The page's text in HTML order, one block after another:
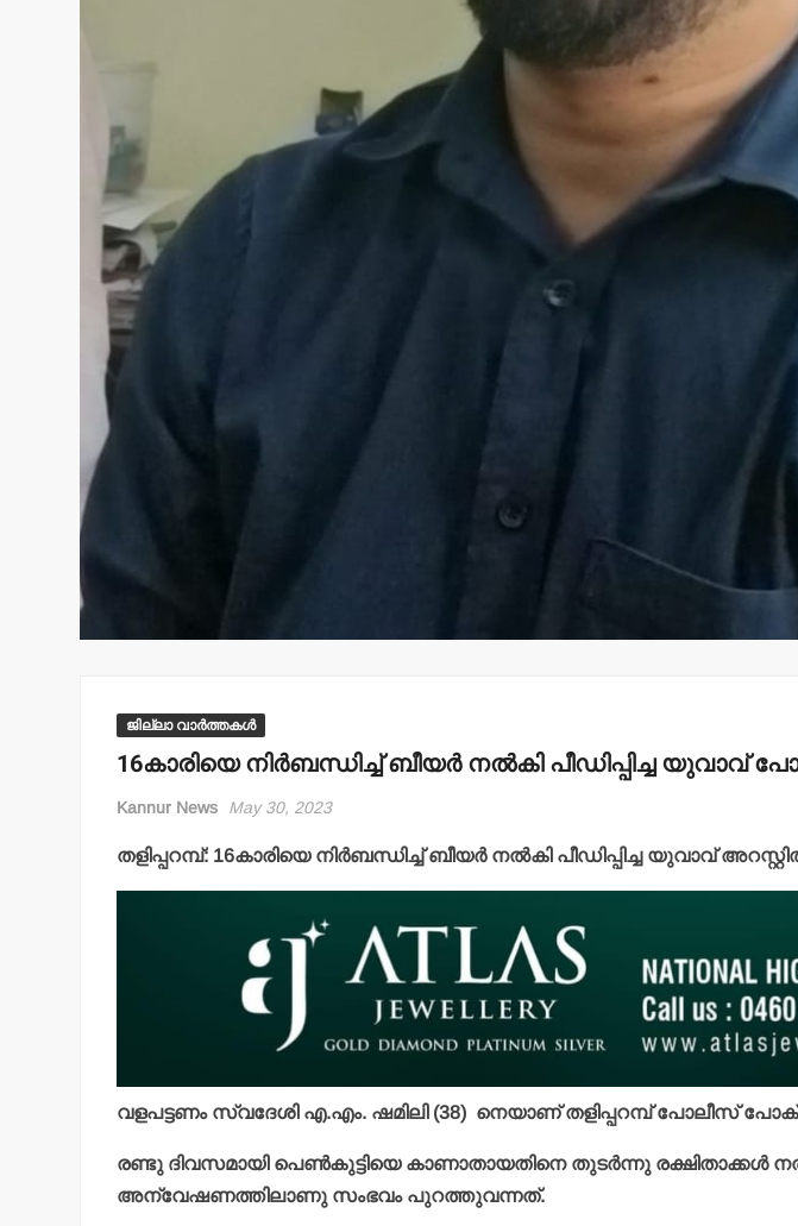
ജില്ലാ വാർത്തകൾ
16കാരിയെ നിര്‍ബന്ധിച്ച് ബീയര്‍ നല്‍കി പീഡിപ്പിച്ച
Kannur News May 30, 2023
തളിപ്പറമ്പ്: 16കാരിയെ നിര്‍ബന്ധിച്ച് ബീയര്‍ നല്‍കി പീഡിപ്പിച്ച യുവാവ്
വളപട്ടണം സ്വദേശി എ.എം. ഷമിലി (38) നെയാണ് തളിപ്പറമ്പ് പോലീസ്
രണ്ടു ദിവസമായി പെണ്‍കുട്ടിയെ കാണാതായതിനെ തുടര്‍ന്നു രക്ഷിതാക്കള്‍
അന്വേഷണത്തിലാണു സംഭവം പുറത്തുവന്നത്.